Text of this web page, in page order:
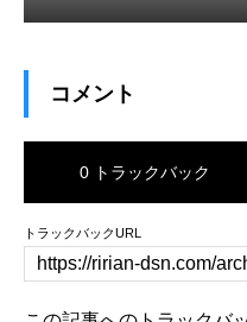
コメント
0 トラックバック
トラックバックURL